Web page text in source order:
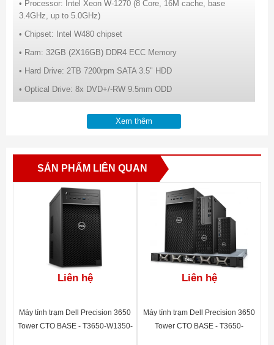
• Processor: Intel Xeon W-1270 (8 Core, 16M cache, base
3.4GHz, up to 5.0GHz)
• Chipset: Intel W480 chipset
• Ram: 32GB (2X16GB) DDR4 ECC Memory
• Hard Drive: 2TB 7200rpm SATA 3.5" HDD
• Optical Drive: 8x DVD+/-RW 9.5mm ODD
• Graphics: NVIDIA Quadro P2200, 5GB, 4 DP
• Dell optical Mouse & Keyboard
• Warranty: 3Yr Prosupport + Keep Your HD
Xem thêm
SẢN PHẨM LIÊN QUAN
Liên hệ
Máy tính trạm Dell Precision 3650
Tower CTO BASE - T3650-W1350-
Liên hệ
Máy tính trạm Dell Precision 3650
Tower CTO BASE - T3650-